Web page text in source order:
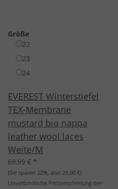
Größe
22
23
24
EVEREST Winterstiefel
TEX-Membrane
mustard bio nappa
leather wool laces
Weite/M
69,99 € *
(Sie sparen 22%, also 20,00 €)
Unverbindliche Preisempfehlung des